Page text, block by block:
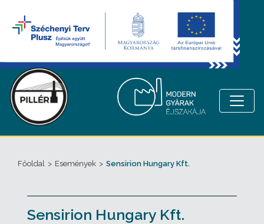
Főoldal > Események > Sensirion Hungary Kft.
Sensirion Hungary Kft.